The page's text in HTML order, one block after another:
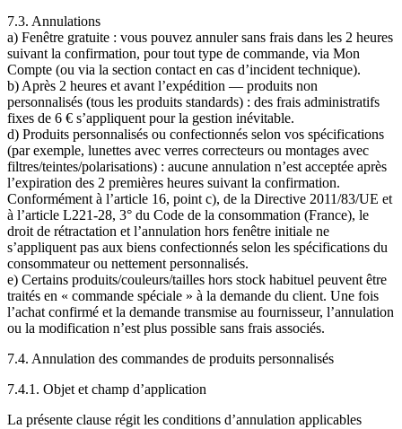
7.3. Annulations
a) Fenêtre gratuite : vous pouvez annuler sans frais dans les 2 heures
suivant la confirmation, pour tout type de commande, via Mon
Compte (ou via la section contact en cas d’incident technique).
b) Après 2 heures et avant l’expédition — produits non
personnalisés (tous les produits standards) : des frais administratifs
fixes de 6 € s’appliquent pour la gestion inévitable.
d) Produits personnalisés ou confectionnés selon vos spécifications
(par exemple, lunettes avec verres correcteurs ou montages avec
filtres/teintes/polarisations) : aucune annulation n’est acceptée après
l’expiration des 2 premières heures suivant la confirmation.
Conformément à l’article 16, point c), de la Directive 2011/83/UE et
à l’article L221-28, 3° du Code de la consommation (France), le
droit de rétractation et l’annulation hors fenêtre initiale ne
s’appliquent pas aux biens confectionnés selon les spécifications du
consommateur ou nettement personnalisés.
e) Certains produits/couleurs/tailles hors stock habituel peuvent être
traités en « commande spéciale » à la demande du client. Une fois
l’achat confirmé et la demande transmise au fournisseur, l’annulation
ou la modification n’est plus possible sans frais associés.
7.4. Annulation des commandes de produits personnalisés
7.4.1. Objet et champ d’application
La présente clause régit les conditions d’annulation applicables